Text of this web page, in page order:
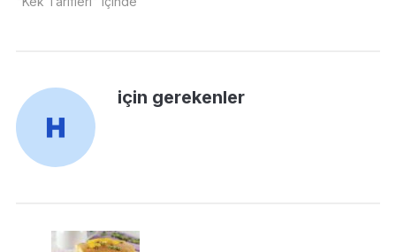
için gerekenler